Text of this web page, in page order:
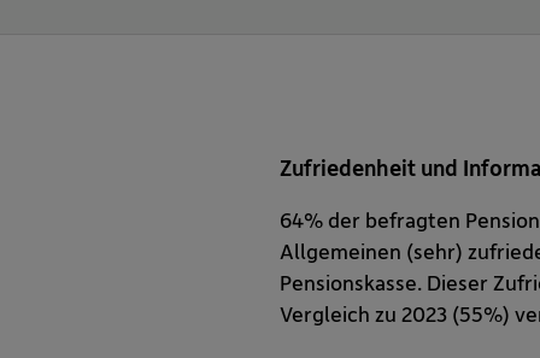
Zufriedenheit und
64% der befragten
Allgemeinen (sehr)
Pensionskasse. Dieser
Vergleich zu 2023 (55%)